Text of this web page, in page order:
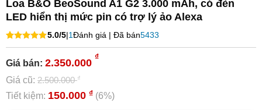
Loa B&O BeoSound A1 G2 3.000 mAh, có đèn
LED hiển thị mức pin có trợ lý ảo Alexa
5.00trên 5
1
đánh giá
5.0/5|1Đánh giá | Đã bán5433
Giá bán: 2.350.000
₫
Giá cũ: 2.500.000₫
Tiết kiệm: 150.000 ₫ (6%)